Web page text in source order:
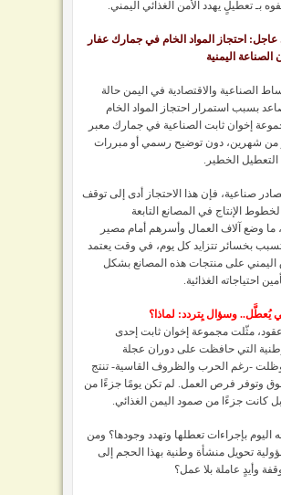
بـ تعطيلٍ يهدد الأمن الغذائي اليمني.
احتجاز المواد الخام في جمارك عفار
الصناعة اليمنية
الصناعية والاقتصادية في اليمن حالة
بسبب استمرار احتجاز المواد الخام
إخوان ثابت الصناعية في جمارك معبر
من شهرين، دون توضيح رسمي أو مبررات
التعطيل الخطير.
صناعية، فإن هذا الاحتجاز أدى إلى توقف
الإنتاج في المصانع التابعة
ما وضع آلاف العمال وأسرهم أمام مصير
بخسائر تتزايد كل يوم، في وقت يعتمد
اليمني على منتجات هذه المصانع بشكل
احتياجاته الغذائية.
يُعطَّل.. وسؤال يِتردد: لماذا؟
مثّلت مجموعة إخوان ثابت إحدى
التي حافظت على دوران عجلة
وظلت -رغم الحرب والظروف القاسية- تنتج
وتوفر فرص العمل. لم تكن يومًا جزءًا من
كانت جزءًا من صمود اليمن الغذائي.
اليوم بإجراءات تعطلها وتهدد وجودها؟ ومن
تحويل منشأة وطنية بهذا الحجم إلى
وأيدٍ عاملة بلا عمل؟